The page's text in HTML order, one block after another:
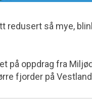
redusert så mye,
på oppdrag fra
fjorder på